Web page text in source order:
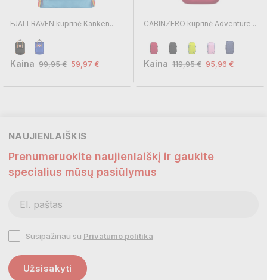
FJALLRAVEN kuprinė Kanken...
Kaina 99,95 € 59,97 €
CABINZERO kuprinė Adventure...
Kaina 119,95 € 95,96 €
NAUJIENLAIŠKIS
Prenumeruokite naujienlaiškį ir gaukite
specialius mūsų pasiūlymus
Susipažinau su Privatumo politika
Užsisakyti